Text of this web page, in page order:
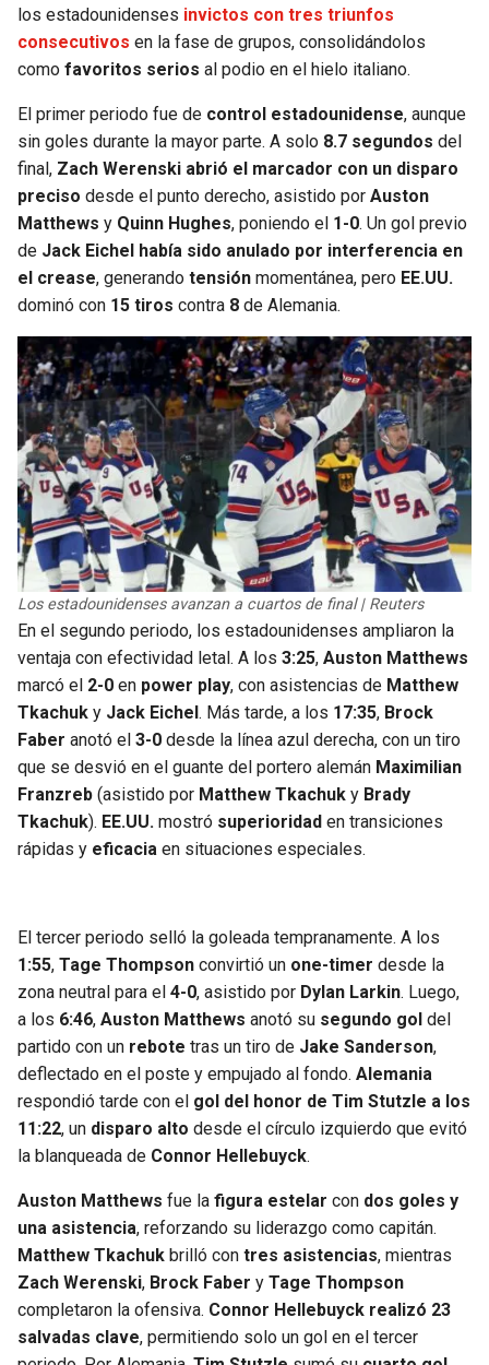
los estadounidenses invictos con tres triunfos
consecutivos en la fase de grupos, consolidándolos
como favoritos serios al podio en el hielo italiano.
El primer periodo fue de control estadounidense, aunque
sin goles durante la mayor parte. A solo 8.7 segundos del
final, Zach Werenski abrió el marcador con un disparo
preciso desde el punto derecho, asistido por Auston
Matthews y Quinn Hughes, poniendo el 1-0. Un gol previo
de Jack Eichel había sido anulado por interferencia en
el crease, generando tensión momentánea, pero EE.UU.
dominó con 15 tiros contra 8 de Alemania.
Los estadounidenses avanzan a cuartos de final | Reuters
En el segundo periodo, los estadounidenses ampliaron la
ventaja con efectividad letal. A los 3:25, Auston Matthews
marcó el 2-0 en power play, con asistencias de Matthew
Tkachuk y Jack Eichel . Más tarde, a los 17:35, Brock
Faber anotó el 3-0 desde la línea azul derecha, con un tiro
que se desvió en el guante del portero alemán Maximilian
Franzreb (asistido por Matthew Tkachuk y Brady
Tkachuk). EE.UU. mostró superioridad en transiciones
rápidas y eficacia en situaciones especiales.
El tercer periodo selló la goleada tempranamente. A los
1:55, Tage Thompson convirtió un one-timer desde la
zona neutral para el 4-0, asistido por Dylan Larkin. Luego,
a los 6:46, Auston Matthews anotó su segundo gol del
partido con un rebote tras un tiro de Jake Sanderson,
deflectado en el poste y empujado al fondo. Alemania
respondió tarde con el gol del honor de Tim Stutzle a los
11:22, un disparo alto desde el círculo izquierdo que evitó
la blanqueada de Connor Hellebuyck.
Auston Matthews fue la figura estelar con dos goles y
una asistencia, reforzando su liderazgo como capitán.
Matthew Tkachuk brilló con tres asistencias, mientras
Zach Werenski, Brock Faber y Tage Thompson
completaron la ofensiva. Connor Hellebuyck realizó 23
salvadas clave, permitiendo solo un gol en el tercer